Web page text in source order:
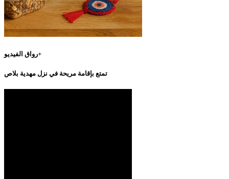
رواق الفيديو+
تمتع بإقامة مريحة في نزل مهدية بلاص